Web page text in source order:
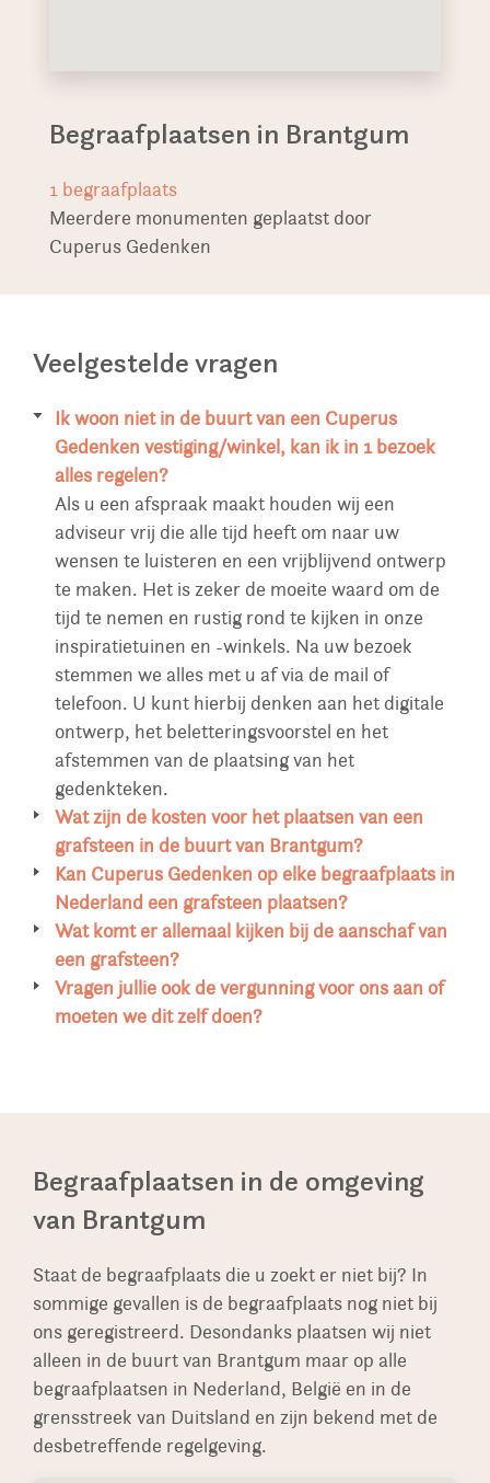
Begraafplaatsen in Brantgum
1 begraafplaats
Meerdere monumenten geplaatst door
Cuperus Gedenken
Veelgestelde vragen
Ik woon niet in de buurt van een Cuperus
Gedenken vestiging/winkel, kan ik in 1 bezoek
alles regelen?
Als u een afspraak maakt houden wij een
adviseur vrij die alle tijd heeft om naar uw
wensen te luisteren en een vrijblijvend ontwerp
te maken. Het is zeker de moeite waard om de
tijd te nemen en rustig rond te kijken in onze
inspiratietuinen en -winkels. Na uw bezoek
stemmen we alles met u af via de mail of
telefoon. U kunt hierbij denken aan het digitale
ontwerp, het beletteringsvoorstel en het
afstemmen van de plaatsing van het
gedenkteken.
Wat zijn de kosten voor het plaatsen van een
grafsteen in de buurt van Brantgum?
Voor alle begraafplaatsen in Nederland
hanteren wij hetzelfde tarief voor plaatsing. Wij
plaatsen grafsteen in heel Nederland en zijn
goed op de hoogte van de lokale richtlijnen van
de meeste begraafplaatsen. Voordat u bij ons
bezoek komt checken wij altijd wat de richtlijnen
Kan Cuperus Gedenken op elke begraafplaats in
Nederland een grafsteen plaatsen?
Cuperus Gedenken plaatst in heel Nederland
zonder extra kosten in heel Nederland.In
overleg kunnen ook monumenten in Belgie of
Duitsland worden geplaatst. Onze mensen
Wat komt er allemaal kijken bij de aanschaf van
een grafsteen?
De aanschaf van een grafsteen is geen
alledaagse zaak. Daarom is het verstandig om u
met de begraafplaats en berichten wij u als het
monument is geplaatst.
Vragen jullie ook de vergunning voor ons aan of
moeten we dit zelf doen?
Begraafplaatsen in de omgeving
van Brantgum
Staat de begraafplaats die u zoekt er niet bij? In
sommige gevallen is de begraafplaats nog niet bij
ons geregistreerd. Desondanks plaatsen wij niet
alleen in de buurt van Brantgum maar op alle
begraafplaatsen in Nederland, België en in de
grensstreek van Duitsland en zijn bekend met de
desbetreffende regelgeving.